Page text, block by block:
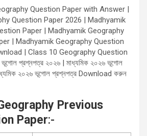
Question Paper with Answer |
Question Paper 2026 | Madhyamik
Paper | Madhyamik Geography
| Madhyamik Geography Question
| Class 10 Geography Question
প্রশ্নপত্র ২০২৬ | মাধ্যমিক ২০২৬ ভূগোল
২০২৬ ভূগোল প্রশ্নপত্র Download করুন
Previous
Paper:-